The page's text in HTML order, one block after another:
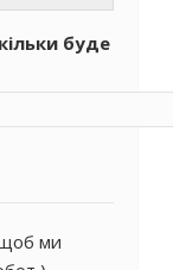
буде
щоб ми